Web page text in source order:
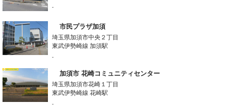
-
市民プラザ加須
埼玉県加須市中央２丁目
東武伊勢崎線 加須駅
-
加須市 花崎コミュニティセンター
埼玉県加須市花崎１丁目
東武伊勢崎線 花崎駅
-